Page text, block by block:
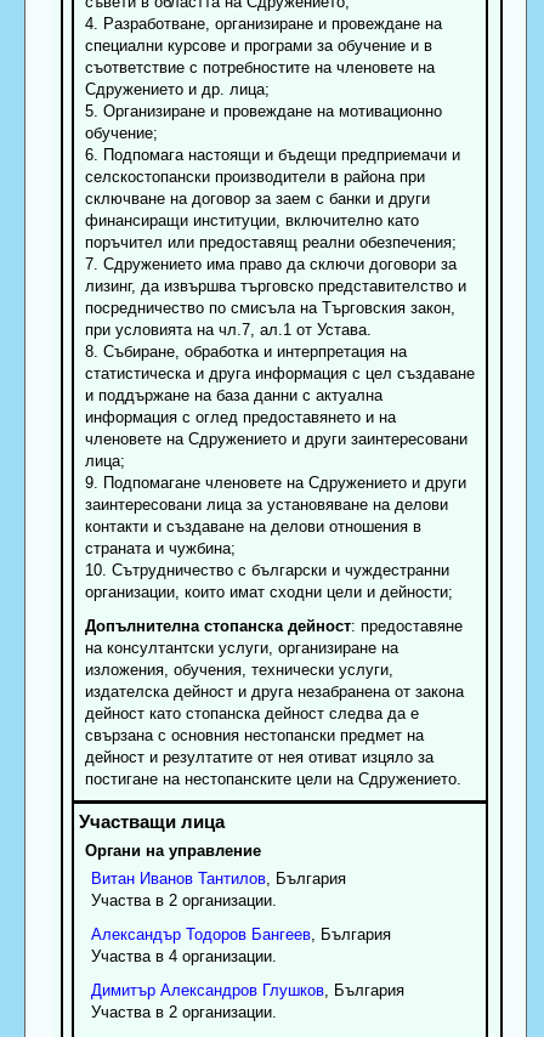
4. Разработване, организиране и провеждане на
специални курсове и програми за обучение и в
съответствие с потребностите на членовете на
Сдружението и др. лица;
5. Организиране и провеждане на мотивационно
обучение;
6. Подпомага настоящи и бъдещи предприемачи и
селскостопански производители в района при
сключване на договор за заем с банки и други
финансиращи институции, включително като
поръчител или предоставящ реални обезпечения;
7. Сдружението има право да сключи договори за
лизинг, да извършва търговско представителство и
посредничество по смисъла на Търговския закон,
при условията на чл.7, ал.1 от Устава.
8. Събиране, обработка и интерпретация на
статистическа и друга информация с цел създаване
и поддържане на база данни с актуална
информация с оглед предоставянето и на
членовете на Сдружението и други заинтересовани
лица;
9. Подпомагане членовете на Сдружението и други
заинтересовани лица за установяване на делови
контакти и създаване на делови отношения в
страната и чужбина;
10. Сътрудничество с български и чуждестранни
организации, които имат сходни цели и дейности;
Допълнителна стопанска дейност: предоставяне
на консултантски услуги, организиране на
изложения, обучения, технически услуги,
издателска дейност и друга незабранена от закона
дейност като стопанска дейност следва да е
свързана с основния нестопански предмет на
дейност и резултатите от нея отиват изцяло за
постигане на нестопанските цели на Сдружението.
Органи на управление
Витан Иванов Тантилов, България
Участва в 2 организации.
Александър Тодоров Бангеев, България
Участва в 4 организации.
Димитър Александров Глушков, България
Участва в 2 организации.